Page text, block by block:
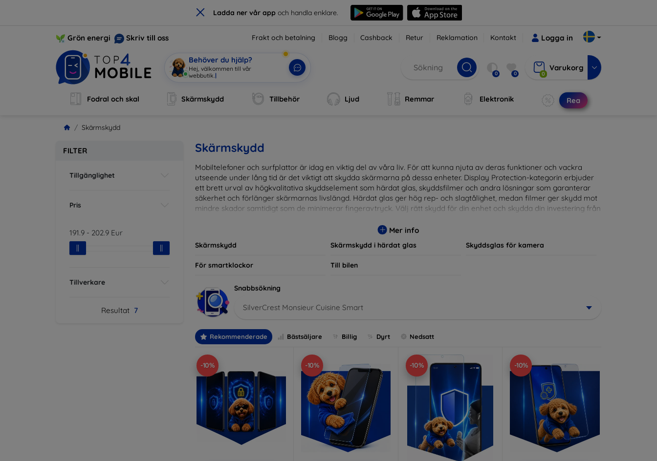
× Ladda ner vår app och handla enklare.
Grön energi Skriv till oss Frakt och betalning Blogg Cashback Retur Reklamation Kontakt Logga in
Behöver du hjälp?
Hej, välkommen till v| 0 0 0
Varukorg
Fodral och skal Skärmskydd Tillbehör Ljud Remmar Elektronik Rea
Skärmskydd
FILTER
Tillgänglighet
Pris
191.9 - 202.9 Eur
Tillverkare
Resultat 7
Skärmskydd
Mobiltelefoner och surfplattor är idag en viktig del av våra liv. För att kunna njuta av deras funktioner och vackra
utseende under lång tid är det viktigt att skydda skärmarna på dessa enheter. Display Protection-kategorin erbjuder
ett brett urval av högkvalitativa skyddselement som härdat glas, skyddsfilmer och andra lösningar som garanterar
säkerhet och förlänger skärmarnas livslängd. Härdat glas ger hög rep- och slagtålighet, medan filmer ger skydd mot
mindre skador samtidigt som de minimerar fingeravtryck. Välj rätt skydd för din enhet och skydda din investering från
modeller, vilket säkerställer att varje kund hittar det perfekta skyddet för sin enhet.
Mer info
Skärmskydd Skärmskydd i härdat glas Skyddsglas för kamera
För smartklockor Till bilen
Snabbsökning
SilverCrest Monsieur Cuisine Smart
Rekommenderade Bästsäljare Billig Dyrt Nedsatt
-10% -10% -10% -10%